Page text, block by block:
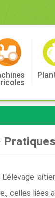
L'élevage
celles liées